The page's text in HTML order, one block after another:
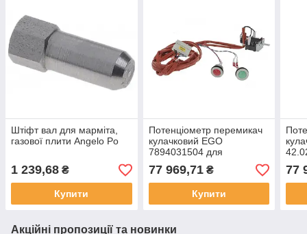
Штіфт вал для марміта,
газової плити Angelo Po
1 239,68 ₴
Купити
Потенціометр перемикач
кулачковий EGO
7894031504 для
індукційної плити Angelo
Po 090VT, 0A1VT, 191VT,
1G0VT
77 969,71₴
Купити
Po
77
Акційні пропозиції та новинки